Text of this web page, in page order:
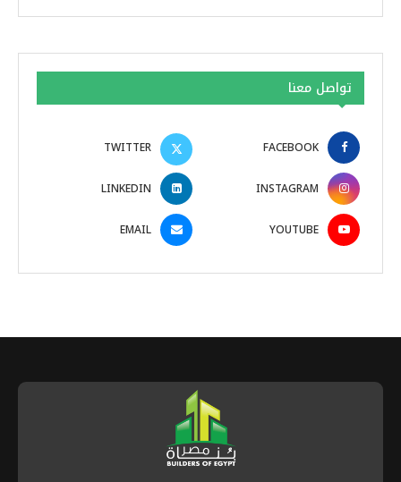
تواصل معنا
FACEBOOK
TWITTER
INSTAGRAM
LINKEDIN
YOUTUBE
EMAIL